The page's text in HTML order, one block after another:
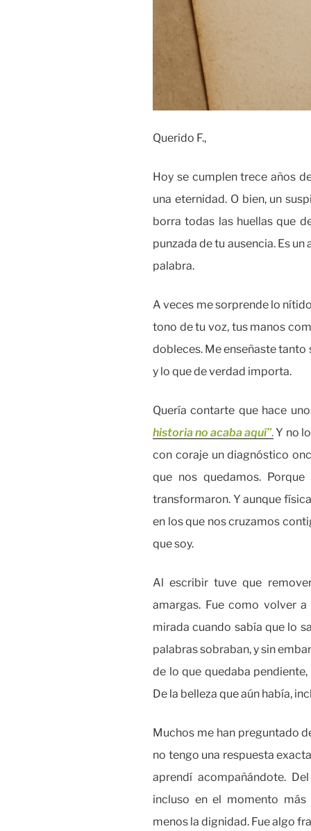
Querido F.,
Hoy se cumplen trece años
una eternidad. O bien, un
borra todas las huellas que
punzada de tu ausencia. Es
palabra.
A veces me sorprende lo
tono de tu voz, tus manos
dobleces. Me enseñaste
y lo que de verdad importa.
Quería contarte que hace
historia no acaba aquí”.Y no
con coraje un diagnóstico
que nos quedamos.
transformaron. Y aunque
en los que nos cruzamos
que soy.
Al escribir tuve que
amargas. Fue como volver
mirada cuando sabía que lo
palabras sobraban, y sin
de lo que quedaba
De la belleza que aún había,
Muchos me han preguntado
no tengo una respuesta
aprendí acompañándote.
incluso en el momento más
menos la dignidad. Fue algo